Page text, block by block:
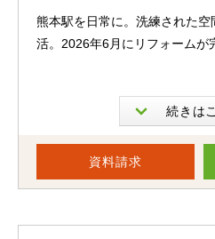
資料請求
熊本駅を日常に。洗練された
活。2026年6月にリフォームが
JR熊本駅徒歩圏内という利便
変わった2LDK。